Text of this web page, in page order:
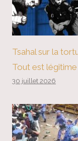
Tsahal sur la
Tout est légitime
30 juillet 2026